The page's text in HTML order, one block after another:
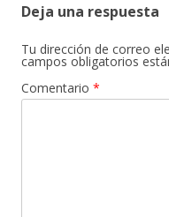
Deja una respuesta
Tu dirección de correo
campos obligatorios
Comentario *